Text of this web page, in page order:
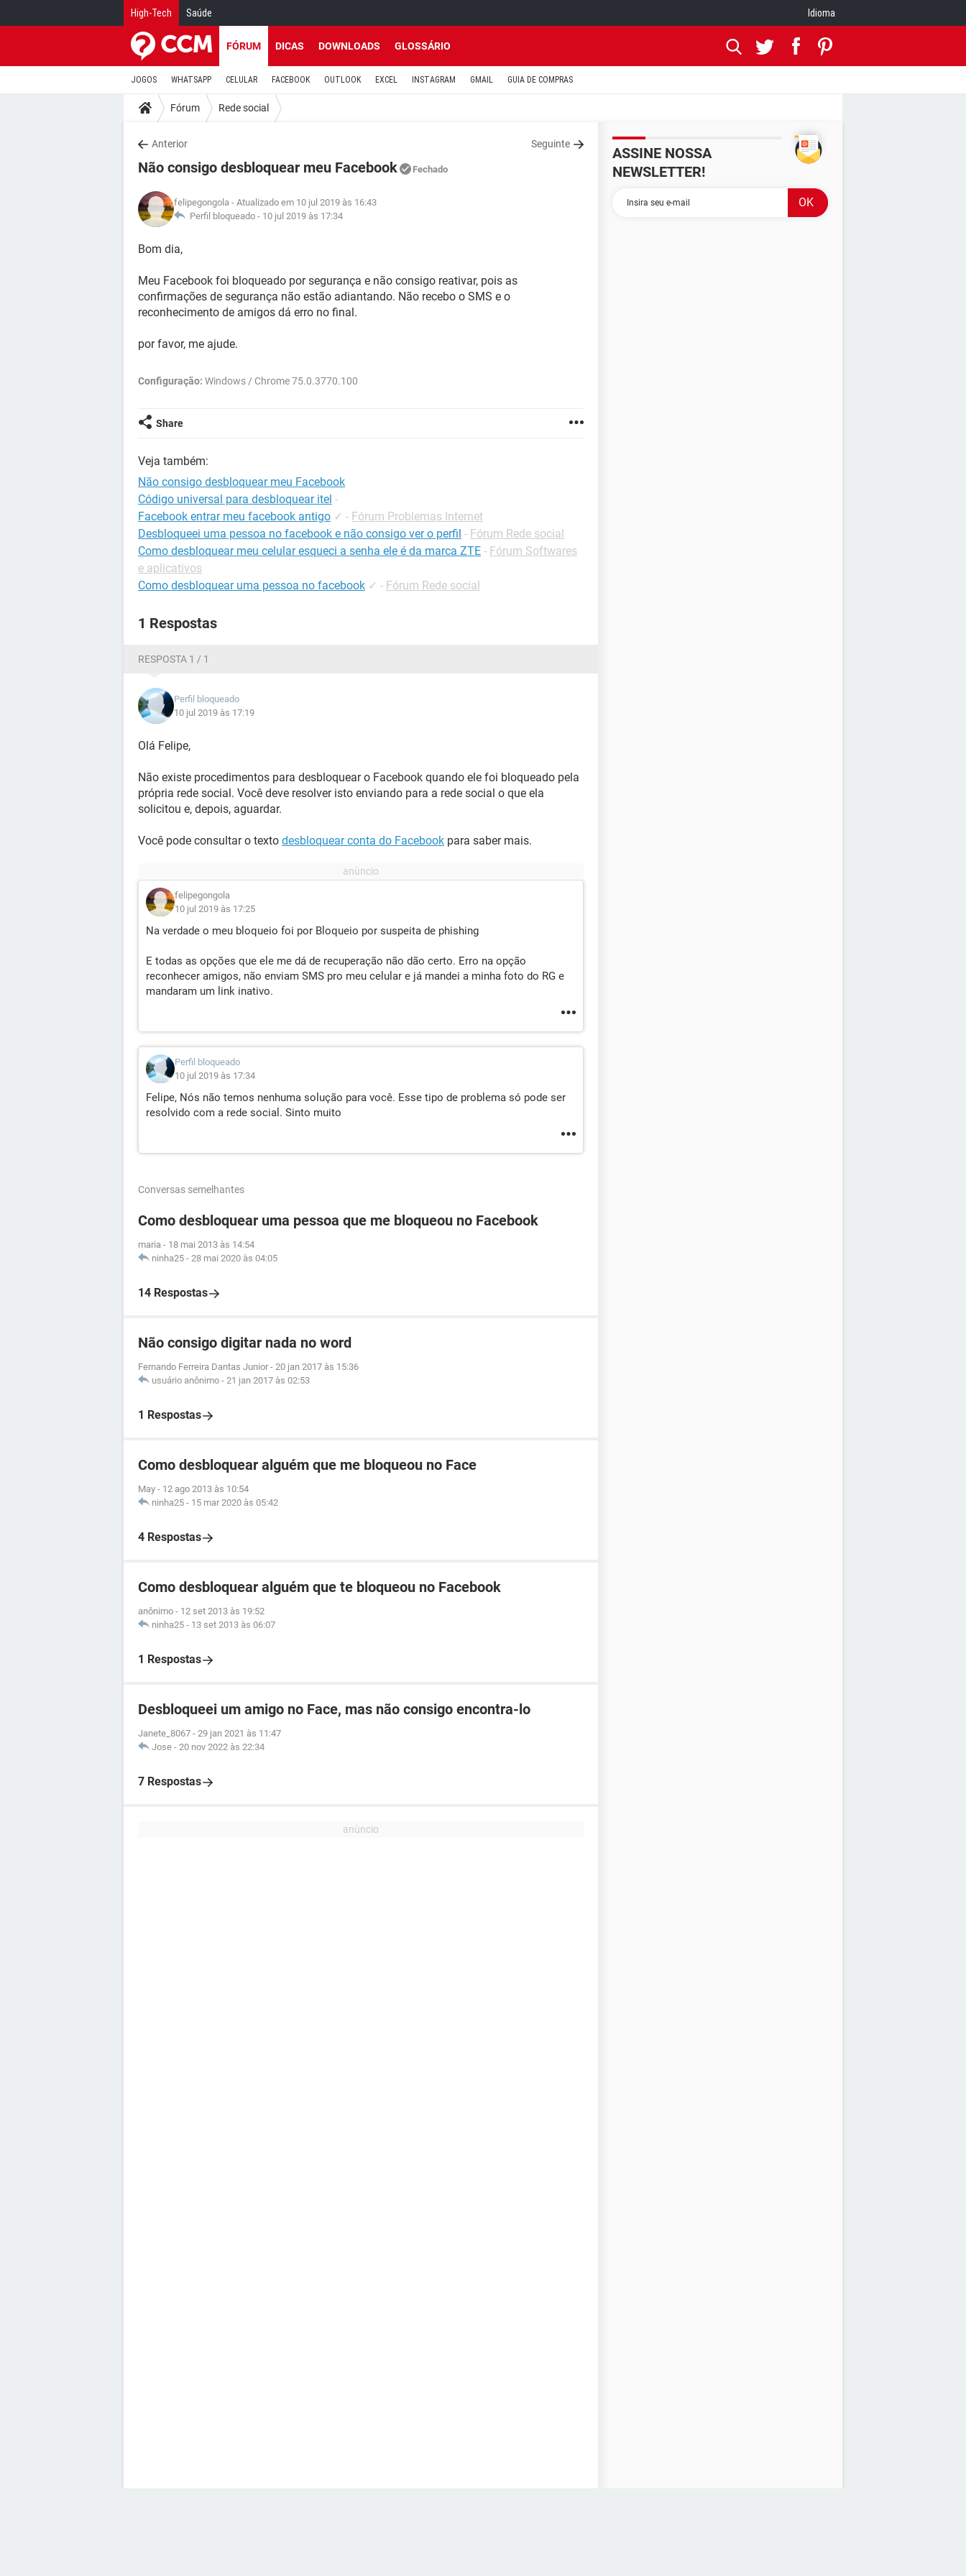
High-Tech Saúde Idioma
FÓRUM DICAS DOWNLOADS GLOSSÁRIO
JOGOS WHATSAPP CELULAR FACEBOOK OUTLOOK EXCEL INSTAGRAM GMAIL GUIA DE COMPRAS
Fórum Rede social
Anterior Seguinte
Não consigo desbloquear meu Facebook Fechado
felipegongola - Atualizado em 10 jul 2019 às 16:43
Perfil bloqueado - 10 jul 2019 às 17:34
Bom dia,
Meu Facebook foi bloqueado por segurança e não consigo reativar, pois as
confirmações de segurança não estão adiantando. Não recebo o SMS e o
reconhecimento de amigos dá erro no final.
por favor, me ajude.
Configuração: Windows / Chrome 75.0.3770.100
Share
Veja também:
Não consigo desbloquear meu Facebook
Código universal para desbloquear itel -
Facebook entrar meu facebook antigo ✓ - Fórum Problemas Internet
Desbloqueei uma pessoa no facebook e não consigo ver o perfil - Fórum Rede social
Como desbloquear meu celular esqueci a senha ele é da marca ZTE - Fórum Softwares
e aplicativos
Como desbloquear uma pessoa no facebook ✓ - Fórum Rede social
1 Respostas
RESPOSTA 1 / 1
Perfil bloqueado
10 jul 2019 às 17:19
Olá Felipe,
Não existe procedimentos para desbloquear o Facebook quando ele foi bloqueado pela
própria rede social. Você deve resolver isto enviando para a rede social o que ela
solicitou e, depois, aguardar.
Você pode consultar o texto desbloquear conta do Facebook para saber mais.
felipegongola
10 jul 2019 às 17:25
Na verdade o meu bloqueio foi por Bloqueio por suspeita de phishing
E todas as opções que ele me dá de recuperação não dão certo. Erro na opção
reconhecer amigos, não enviam SMS pro meu celular e já mandei a minha foto do RG e
mandaram um link inativo.
Perfil bloqueado
10 jul 2019 às 17:34
Felipe, Nós não temos nenhuma solução para você. Esse tipo de problema só pode ser
resolvido com a rede social. Sinto muito
Conversas semelhantes
Como desbloquear uma pessoa que me bloqueou no Facebook
maria - 18 mai 2013 às 14:54
ninha25 - 28 mai 2020 às 04:05
14 Respostas
Não consigo digitar nada no word
Fernando Ferreira Dantas Junior - 20 jan 2017 às 15:36
usuário anônimo - 21 jan 2017 às 02:53
1 Respostas
Como desbloquear alguém que me bloqueou no Face
May - 12 ago 2013 às 10:54
ninha25 - 15 mar 2020 às 05:42
4 Respostas
Como desbloquear alguém que te bloqueou no Facebook
anônimo - 12 set 2013 às 19:52
ninha25 - 13 set 2013 às 06:07
1 Respostas
Desbloqueei um amigo no Face, mas não consigo encontra-lo
Janete_8067 - 29 jan 2021 às 11:47
Jose - 20 nov 2022 às 22:34
7 Respostas
ASSINE NOSSA
NEWSLETTER!